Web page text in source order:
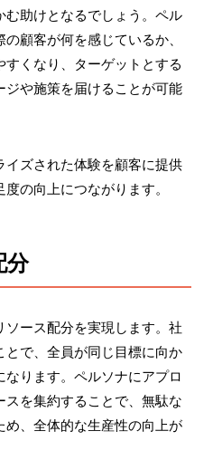
助けとなるでしょう。ペル
顧客が何を感じているか、
くなり、ターゲットとする
や施策を届けることが可能
イズされた体験を顧客に提供
の向上につながります。
分
ース配分を実現します。社
とで、全員が同じ目標に向か
ります。ペルソナにアプロ
を集約することで、無駄な
、全体的な生産性の向上が